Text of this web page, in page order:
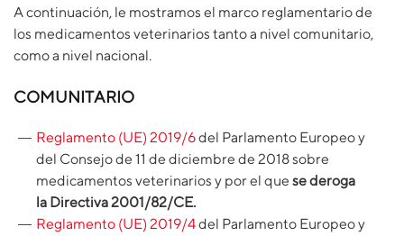
A continuación, le mostramos el marco reglamentario de
los medicamentos veterinarios tanto a nivel comunitario,
como a nivel nacional.
COMUNITARIO
Reglamento (UE) 2019/6del Parlamento Europeo y
del Consejo de 11 de diciembre de 2018 sobre
medicamentos veterinarios y por el que se deroga
la Directiva 2001/82/CE.
Reglamento (UE) 2019/4del Parlamento Europeo y